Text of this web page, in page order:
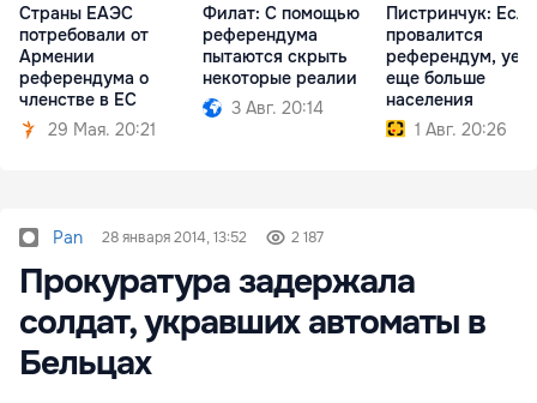
Страны ЕАЭС
потребовали от
Армении
референдума о
членстве в ЕС
29 Мая. 20:21
Филат: С помощью
референдума
пытаются скрыть
некоторые реалии
3 Авг. 20:14
Пистринчук: Если
провалится
референдум,
еще больше
населения
1 Авг. 20:26
Pan 28 января 2014, 13:52 2 187
Прокуратура задержала
солдат, укравших автоматы в
Бельцах